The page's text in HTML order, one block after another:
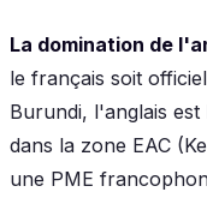
La domination de
le français soit
Burundi, l'anglais est
dans la zone EAC
une PME